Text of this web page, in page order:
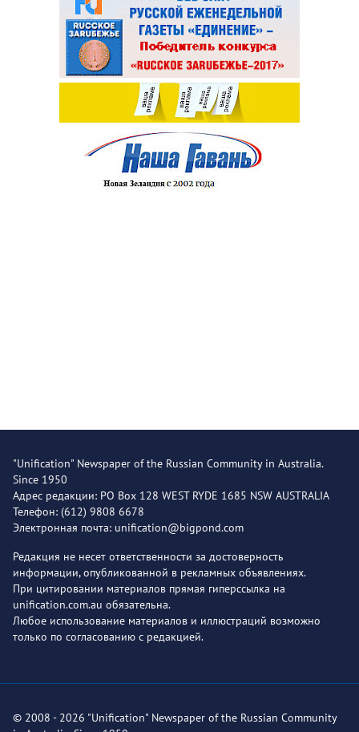
"Unification" Newspaper of the Russian Community in Australia.
Since 1950
Адрес редакции: PO Box 128 WEST RYDE 1685 NSW AUSTRALIA
Телефон: (612) 9808 6678
Электронная почта: unification@bigpond.com
Редакция не несет ответственности за достоверность
информации, опубликованной в рекламных объявлениях.
При цитировании материалов прямая гиперссылка на
unification.com.au обязательна.
Любое использование материалов и иллюстраций возможно
только по согласованию с редакцией.
© 2008 - 2026 "Unification" Newspaper of the Russian Community